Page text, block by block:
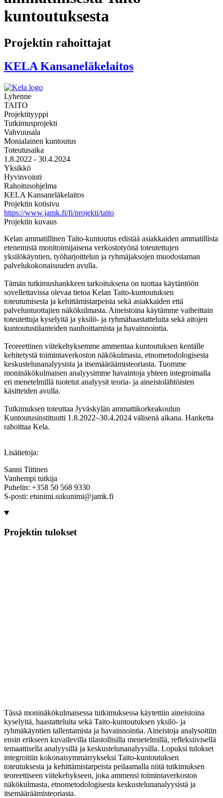
kuntoutuksesta
Projektin rahoittajat
KELA Kansaneläkelaitos
Lyhenne
TAITO
Projektityyppi
Tutkimusprojekti
Vahvuusala
Monialainen kuntoutus
Toteutusaika
1.8.2022 - 30.4.2024
Yksikkö
Hyvinvointi
Rahoitusohjelma
KELA Kansaneläkelaitos
Projektin kotisivu
https://www.jamk.fi/fi/projekti/taito
Projektin kuvaus
Kelan ammatillinen Taito-kuntoutus edistää asiakkaiden ammatillista
etenemistä monitoimijaisena verkostotyönä toteutettujen
yksilökäyntien, työharjoittelun ja ryhmäjaksojen muodostaman
palvelukokonaisuuden avulla.
Tämän tutkimushankkeen tarkoituksena on tuottaa käytäntöön
sovellettavissa olevaa tietoa Kelan Taito-kuntoutuksen
toteutumisesta ja kehittämistarpeista sekä asiakkaiden että
palveluntuottajien näkökulmasta. Aineistoina käytämme vaiheittain
toteutettuja kyselyitä ja yksilö- ja ryhmähaastatteluita sekä aitojen
kuntoutustilanteiden nauhoittamista ja havainnointia.
Teoreettinen viitekehyksemme ammentaa kuntoutuksen kentälle
kehitetystä toimintaverkoston näkökulmasta, etnometodologisesta
keskustelunanalyysista ja itsemääräämisteoriasta. Tuomme
moninäkökulmaisen analyysimme havaintoja yhteen integroimalla
eri menetelmillä tuotetut analyysit teoria- ja aineistolähtöisten
käsitteiden avulla.
Tutkimuksen toteuttaa Jyväskylän ammattikorkeakoulun
Kuntoutusinstituutti 1.8.2022–30.4.2024 välisenä aikana. Hanketta
rahoittaa Kela.
Lisätietoja:
Sanni Tiitinen
Vanhempi tutkija
Puhelin: +358 50 568 9330
S-posti: etunimi.sukunimi@jamk.fi
Projektin tulokset
Tässä moninäkökulmaisessa tutkimuksessa käytettiin aineistoina
kyselyitä, haastatteluita sekä Taito-kuntoutuksen yksilö- ja
ryhmäkäyntien tallentamista ja havainnointia. Aineistoja analysoitiin
ensin erikseen kuvailevilla tilastollisilla menetelmillä, refleksiivisellä
temaattisella analyysillä ja keskustelunanalyysilla. Lopuksi tulokset
integroitiin kokonaisymmärrykseksi Taito-kuntoutuksen
toteutuksesta ja kehittämistarpeista peilaamalla niitä tutkimuksen
teoreettiseen viitekehykseen, joka ammensi toimintaverkoston
näkökulmasta, etnometodologisesta keskustelunanalyysistä ja
itsemääräämisteoriasta.